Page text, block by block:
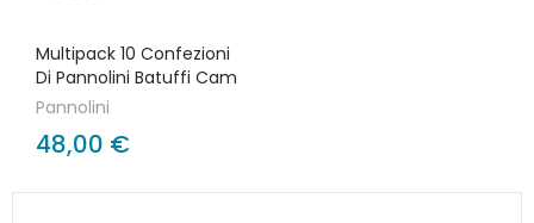
Multipack 10 Confezioni
Di Pannolini Batuffi Cam
Pannolini
48,00 €